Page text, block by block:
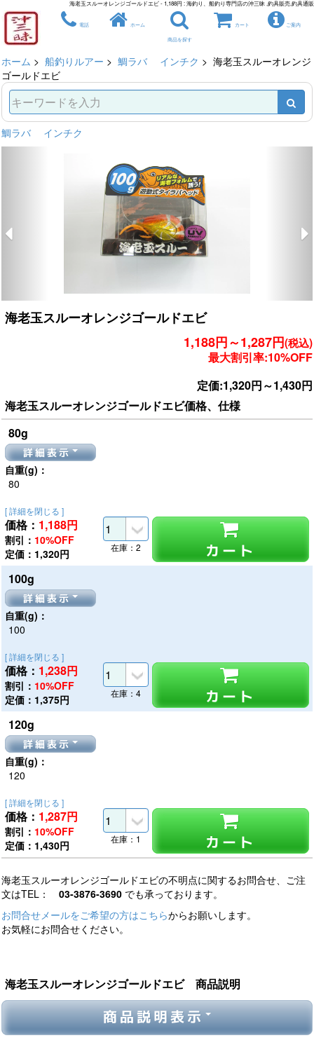
海老玉スルーオレンジゴールドエビ - 1,188円 : 海釣り、船釣り専門店の沖三昧 ,釣具販売,釣具通販
電話 ホーム
商品を探す
カート ご案内
ホーム > 船釣りルアー > 鯛ラバ インチク > 海老玉スルーオレンジ
ゴールドエビ
鯛ラバ インチク
海老玉スルーオレンジゴールドエビ
1,188円～1,287円(税込)
最大割引率:10%OFF
定価:1,320円～1,430円
海老玉スルーオレンジゴールドエビ価格、仕様
80g
詳細表示
自重(g)：
80
[ 詳細を閉じる ]
価格： 1,188円
割引： 10%OFF
定価：1,320円
カート
在庫：2
100g
詳細表示
自重(g)：
100
[ 詳細を閉じる ]
価格： 1,238円
割引： 10%OFF
定価：1,375円
カート
在庫：4
120g
詳細表示
自重(g)：
120
[ 詳細を閉じる ]
価格： 1,287円
割引： 10%OFF
定価：1,430円
カート
在庫：1
海老玉スルーオレンジゴールドエビの不明点に関するお問合せ、ご注
文はTEL： 03-3876-3690 でも承っております。
お問合せメールをご希望の方はこちらからお願いします。
お気軽にお問合せください。
海老玉スルーオレンジゴールドエビ 商品説明
商品説明表示